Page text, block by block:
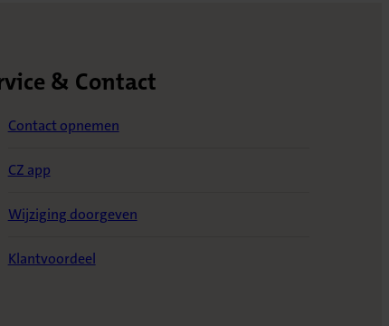
& Contact
Contact opnemen
CZ app
Wijziging doorgeven
Klantvoordeel